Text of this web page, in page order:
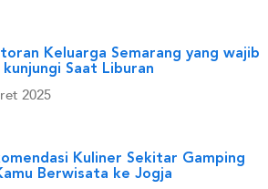
Keluarga Semarang yang wajib
kunjungi Saat Liburan
2025
Kuliner Sekitar Gamping
Berwisata ke Jogja